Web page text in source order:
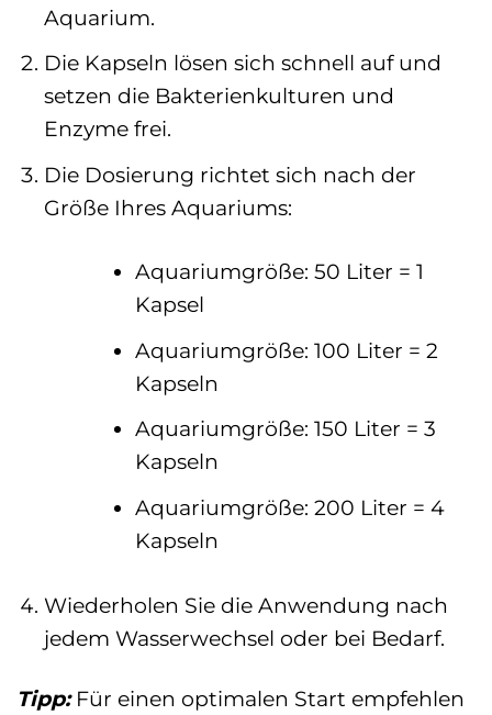
Aquarium.
Die Kapseln lösen sich schnell auf und
setzen die Bakterienkulturen und
Enzyme frei.
Die Dosierung richtet sich nach der
Größe Ihres Aquariums:
Aquariumgröße: 50 Liter = 1
Kapsel
Aquariumgröße: 100 Liter = 2
Kapseln
Aquariumgröße: 150 Liter = 3
Kapseln
Aquariumgröße: 200 Liter = 4
Kapseln
Wiederholen Sie die Anwendung nach
jedem Wasserwechsel oder bei Bedarf.
Tipp:Für einen optimalen Start empfehlen